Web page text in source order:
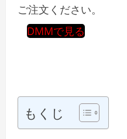
ご注文ください。
DMMで見る
もくじ